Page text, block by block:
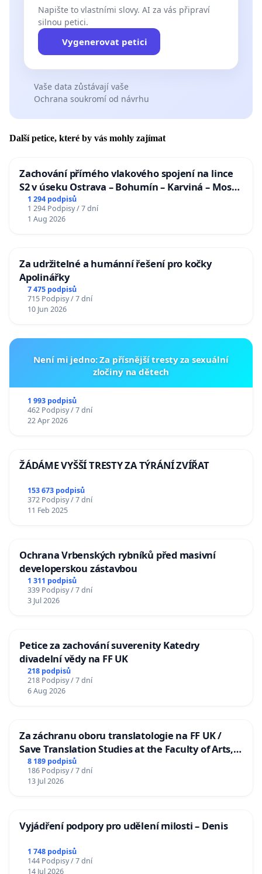
Napište to vlastními slovy. AI za vás připraví
silnou petici.
Vygenerovat petici
Vaše data zůstávají vaše
Ochrana soukromí od návrhu
Další petice, které by vás mohly zajímat
Zachování přímého vlakového spojení na lince
S2 v úseku Ostrava – Bohumín – Karviná – Mosty
u Jablunkova
1 294 podpisů
1 294 Podpisy / 7 dní
1 Aug 2026
Za udržitelné a humánní řešení pro kočky
Apolinářky
7 475 podpisů
715 Podpisy / 7 dní
10 Jun 2026
Není mi jedno: Za přísnější tresty za sexuální
zločiny na dětech
1 993 podpisů
462 Podpisy / 7 dní
22 Apr 2026
ŽÁDÁME VYŠŠÍ TRESTY ZA TÝRÁNÍ ZVÍŘAT
153 673 podpisů
372 Podpisy / 7 dní
11 Feb 2025
Ochrana Vrbenských rybníků před masivní
developerskou zástavbou
1 311 podpisů
339 Podpisy / 7 dní
3 Jul 2026
Petice za zachování suverenity Katedry
divadelní vědy na FF UK
218 podpisů
218 Podpisy / 7 dní
6 Aug 2026
Za záchranu oboru translatologie na FF UK /
Save Translation Studies at the Faculty of Arts,
Charles University
8 189 podpisů
186 Podpisy / 7 dní
13 Jul 2026
Vyjádření podpory pro udělení milosti – Denis
1 748 podpisů
144 Podpisy / 7 dní
14 Jul 2026